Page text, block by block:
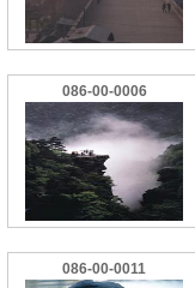
086-00-0006
086-00-0011